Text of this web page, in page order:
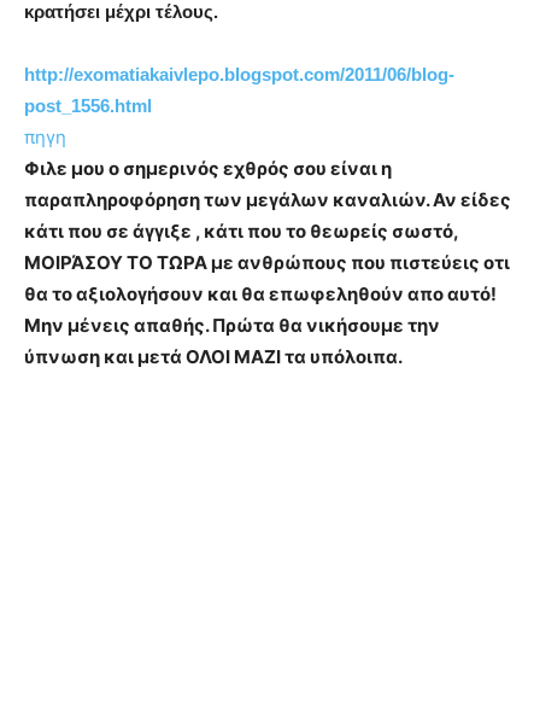
κρατήσει μέχρι τέλους.
http://exomatiakaivlepo.blogspot.com/2011/06/blog-
post_1556.html
πηγη
Φιλε μου ο σημερινός εχθρός σου είναι η
παραπληροφόρηση των μεγάλων καναλιών. Αν είδες
κάτι που σε άγγιξε , κάτι που το θεωρείς σωστό,
ΜΟΙΡΆΣΟΥ ΤΟ ΤΩΡΑ με ανθρώπους που πιστεύεις οτι
θα το αξιολογήσουν και θα επωφεληθούν απο αυτό!
Μην μένεις απαθής. Πρώτα θα νικήσουμε την
ύπνωση και μετά ΟΛΟΙ ΜΑΖΙ τα υπόλοιπα.